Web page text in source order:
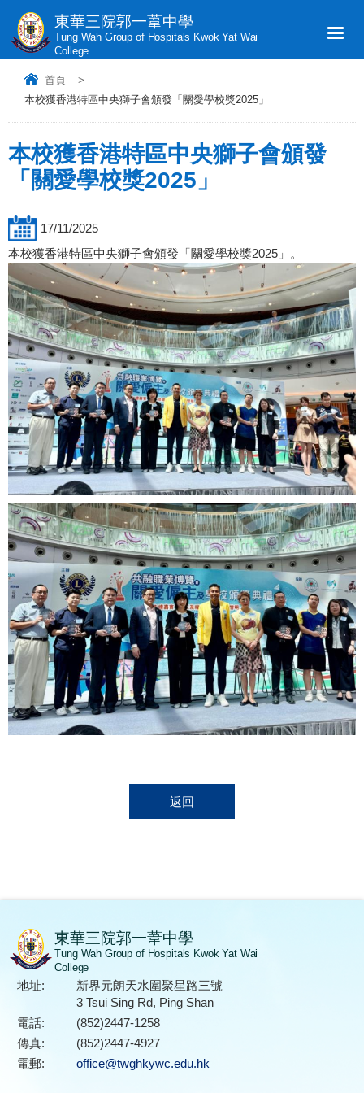
東華三院郭一葦中學
Tung Wah Group of Hospitals Kwok Yat Wai
College
首頁
>
本校獲香港特區中央獅子會頒發「關愛學校獎2025」
本校獲香港特區中央獅子會頒發
「關愛學校獎2025」
17/11/2025
本校獲香港特區中央獅子會頒發「關愛學校獎2025」。
返回
東華三院郭一葦中學
Tung Wah Group of Hospitals Kwok Yat Wai
College
地址:
新界元朗天水圍聚星路三號
3 Tsui Sing Rd, Ping Shan
電話:
(852)2447-1258
傳真:
(852)2447-4927
電郵:
office@twghkywc.edu.hk